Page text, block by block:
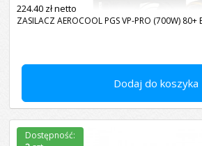
Dodaj do koszyka
224.40 zł netto
ZASILACZ AEROCOOL PGS VP-PRO (700W) 80+
Dostępność: